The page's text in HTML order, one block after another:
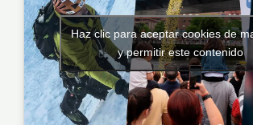
Haz clic para aceptar cookies de
y permitir este contenido